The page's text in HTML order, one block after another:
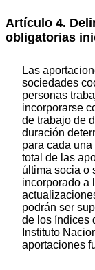
Artículo 4.
obligatorias
Las
sociedades
personas
incorporarse
de trabajo de
duración
para cada
total de las
última socia o
incorporado a
podrán ser
de los índices
Instituto
aportaciones